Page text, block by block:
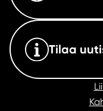
Tilaa